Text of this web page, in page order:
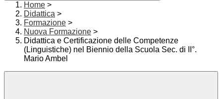
Home >
Didattica >
Formazione >
Nuova Formazione >
Didattica e Certificazione delle Competenze
(Linguistiche) nel Biennio della Scuola Sec. di II°.
Mario Ambel